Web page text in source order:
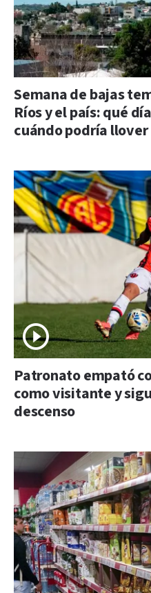
Semana de bajas
Ríos y el país: qué
cuándo podría llover
Patronato empató
como visitante y
descenso